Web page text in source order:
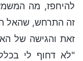
להיחפז, מה
זה התרחש, שהאל
זאת והגישה של
"לא דחוף לי